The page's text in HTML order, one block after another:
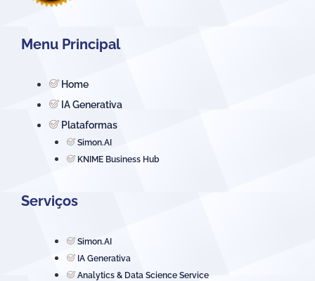
Menu Principal
Home
IA Generativa
Plataformas
Simon.AI
KNIME Business Hub
Serviços
Simon.AI
IA Generativa
Analytics & Data Science Service